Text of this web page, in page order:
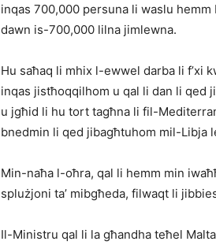
inqas 700,000 persuna li waslu
dawn is-700,000 lilna jimlewna.
Hu saħaq li mhix l-ewwel darba li f’xi
inqas jistħoqqilhom u qal li dan li qed
u jgħid li hu tort tagħna li fil-
bnedmin li qed jibagħtuhom mil-Libja
Min-naħa l-oħra, qal li hemm min
splużjoni ta’ mibgħeda, filwaqt li
Il-Ministru qal li la għandha teħel